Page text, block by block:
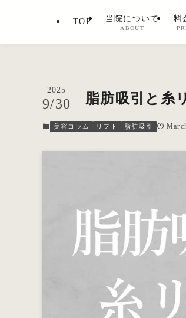
TOP 当院について
ABOUT
料
脂肪吸引と糸
2025
9/30
美容コラム リフト 脂肪吸引